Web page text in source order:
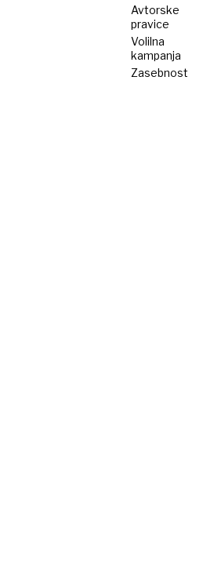
Avtorske
pravice
Volilna
kampanja
Zasebnost